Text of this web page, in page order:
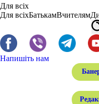
Для всіх
Для всіхБатькамВчителям
Напишіть нам